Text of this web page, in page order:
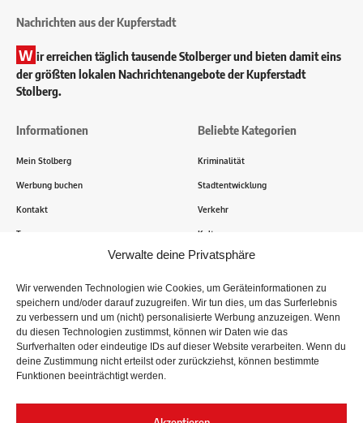
Verwalte deine Privatsphäre
Wir verwenden Technologien wie Cookies, um Geräteinformationen zu
speichern und/oder darauf zuzugreifen. Wir tun dies, um das Surferlebnis
zu verbessern und um (nicht) personalisierte Werbung anzuzeigen. Wenn
du diesen Technologien zustimmst, können wir Daten wie das
Surfverhalten oder eindeutige IDs auf dieser Website verarbeiten. Wenn du
deine Zustimmung nicht erteilst oder zurückziehst, können bestimmte
Funktionen beeinträchtigt werden.
Nachrichten aus der Kupferstadt
W ir erreichen täglich tausende Stolberger und bieten damit eins
der größten lokalen Nachrichtenangebote der Kupferstadt
Stolberg.
Informationen
Mein Stolberg
Werbung buchen
Kontakt
Transparenz
Beliebte Kategorien
Kriminalität
Stadtentwicklung
Verkehr
Kultur
Tausende Stolberger sind bereits dabei! Du sendest uns
Informationen, Bilder und Erlebnisse aus der Kupferstadt – Wir
recherchieren, sammeln Informationen und berichten!